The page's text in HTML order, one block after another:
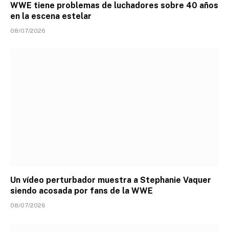
WWE tiene problemas de luchadores sobre 40 años
en la escena estelar
08/07/2026
Un vídeo perturbador muestra a Stephanie Vaquer
siendo acosada por fans de la WWE
08/07/2026